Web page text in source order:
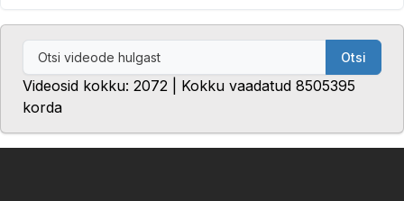
Otsi
Videosid kokku: 2072 | Kokku vaadatud 8505395
korda